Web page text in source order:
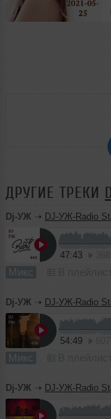
ДРУГИЕ ТРЕКИ
Dj-УЖ ➝ DJ-УЖ-Radio Station
47:43
Микс
Dj-УЖ ➝ DJ-УЖ-Radio Station Positive
54:49
Микс
Dj-УЖ ➝ DJ-УЖ-Radio Station Positive